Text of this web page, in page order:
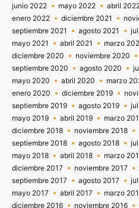
junio 2022
mayo 2022 abril
enero 2022
diciembre 2021
septiembre 2021
agosto 2021
mayo 2021
abril 2021 marzo
diciembre 2020
noviembre 2020
septiembre 2020
agosto 2020
mayo 2020
abril 2020 marzo
enero 2020
diciembre 2019
septiembre 2019
agosto 2019
mayo 2019
abril 2019 marzo
diciembre 2018
noviembre 2018
septiembre 2018
agosto 2018
mayo 2018
abril 2018 marzo
diciembre 2017
noviembre 2017
septiembre 2017
agosto 2017
mayo 2017
abril 2017 marzo
diciembre 2016
noviembre 2016